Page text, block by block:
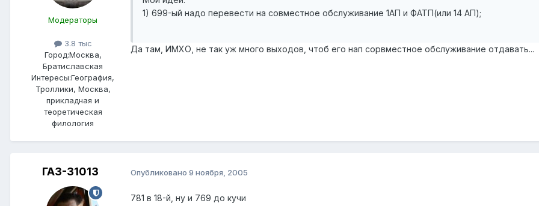
Модераторы
3.8 тыс
Город:Москва,
Братиславская
Интересы:География,
Троллики, Москва,
прикладная и
теоретическая
филология
1) 699-ый надо перевести на совместное обслуживание 1АП и ФАТП(или 14 АП);
Да там, ИМХО, не так уж много выходов, чтоб его нап сорвместное обслуживание отдавать...
ГАЗ-31013 Опубликовано 9 ноября, 2005
781 в 18-й, ну и 769 до кучи